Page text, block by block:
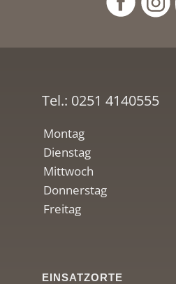
Tel.: 0251 4140555
Montag
Dienstag
Mittwoch
Donnerstag
Freitag
EINSATZORTE